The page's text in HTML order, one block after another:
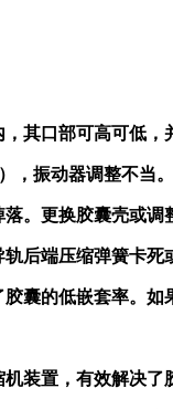
其口部可高可低，
，振动器调整不当
。更换胶囊壳或调
后端压缩弹簧卡死
囊的低嵌套率。如
装置，有效解决了